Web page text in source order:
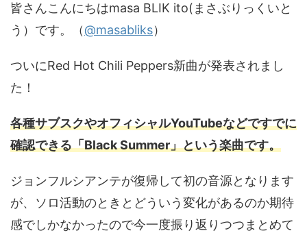
皆さんこんにちはmasa BLIK ito(まさぶりっくいと
う）です。（@masabliks）
ついにRed Hot Chili Peppers新曲が発表されまし
た！
各種サブスクやオフィシャルYouTubeなどですでに
確認できる「Black Summer」という楽曲です。
ジョンフルシアンテが復帰して初の音源となります
が、ソロ活動のときとどういう変化があるのか期待
感でしかなかったので今一度振り返りつつまとめて